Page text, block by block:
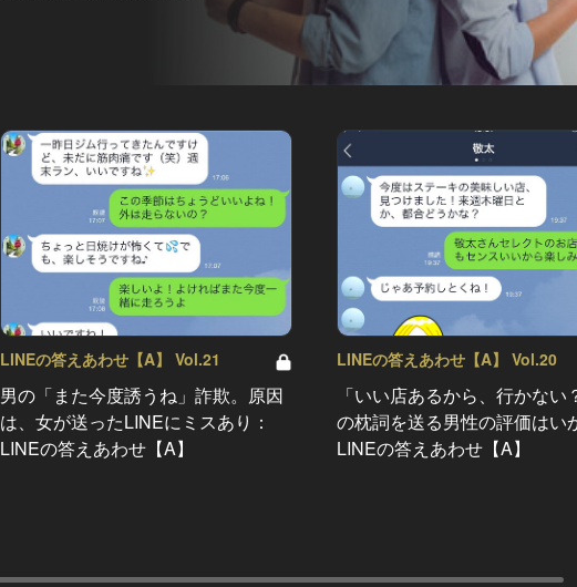
LINEの答えあわせ【A】 Vol.21
男の「また今度誘うね」詐欺。原因
は、女が送ったLINEにミスあり：
LINEの答えあわせ【A】
LINEの答えあわせ【A】 Vol.20
「いい店あるから、行かない
の枕詞を送る男性の評価はい
LINEの答えあわせ【A】